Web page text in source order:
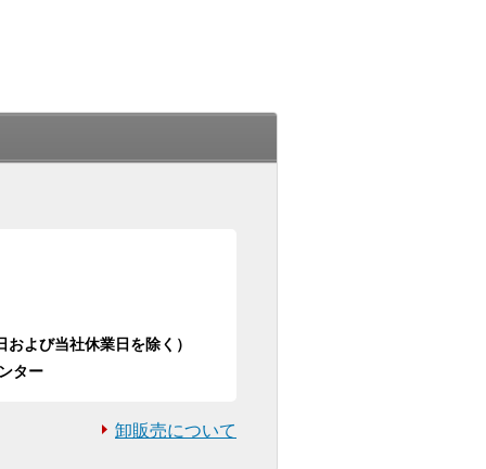
よび当社休業日を除く）
ター
卸販売について